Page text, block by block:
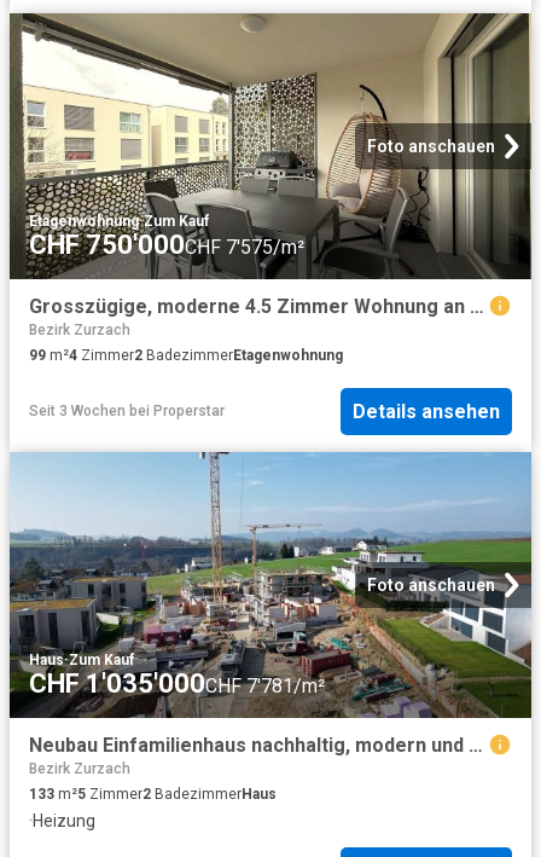
Foto anschauen
Etagenwohnung·Zum Kauf
CHF 750'000CHF 7'575/m²
Grosszügige, moderne 4.5 Zimmer Wohnung an attraktiver Lage
Bezirk Zurzach
99 m²4 Zimmer2 BadezimmerEtagenwohnung
Seit 3 Wochen bei Properstar Details ansehen
Foto anschauen
Haus·Zum Kauf
CHF 1'035'000CHF 7'781/m²
Neubau Einfamilienhaus nachhaltig, modern und preislich sensationell
Bezirk Zurzach
133 m²5 Zimmer2 BadezimmerHaus
·Heizung